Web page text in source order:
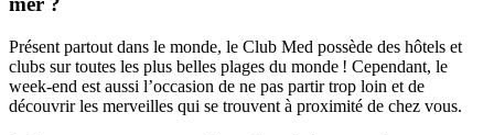
Présent partout dans le monde, le Club Med possède des hôtels et
clubs sur toutes les plus belles plages du monde ! Cependant, le
week-end est aussi l’occasion de ne pas partir trop loin et de
découvrir les merveilles qui se trouvent à proximité de chez vous.